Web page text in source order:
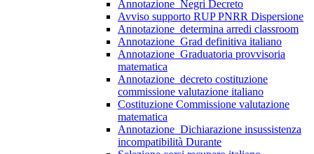
Annotazione_Negri Decreto
Avviso supporto RUP PNRR Dispersione
Annotazione_determina arredi classroom
Annotazione_Grad definitiva italiano
Annotazione_Graduatoria provvisoria
matematica
Annotazione_decreto costituzione
commissione valutazione italiano
Costituzione Commissione valutazione
matematica
Annotazione_Dichiarazione insussistenza
incompatibilità Durante